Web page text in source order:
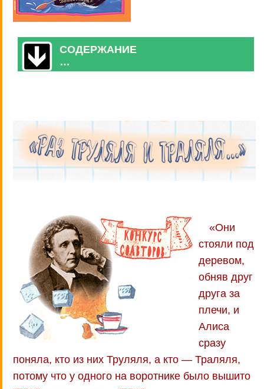
СОДЕРЖАНИЕ
…
«Они
стояли под
деревом,
обняв друг
друга за
плечи, и
Алиса
сразу
поняла, кто из них Труляля, а кто — Траляля,
потому что у одного на воротнике было вышито